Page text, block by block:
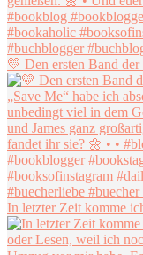
💛 Den ersten Band
In letzter Zeit komme